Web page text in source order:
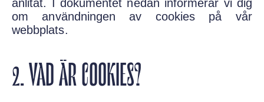
anlitat. I dokumentet nedan informerar vi dig
om användningen av cookies på vår
webbplats.
2. VAD ÄR COOKIES?